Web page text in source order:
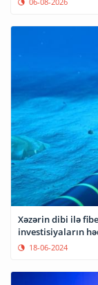
Xəzərin dibi ilə
investisiyaların
18-06-2024